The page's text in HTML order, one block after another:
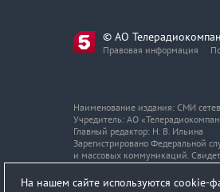
© АО
Правовая информация
Наименование издания: СМИ
Учредитель: АО
Главный редактор: Н. В. Ильина
Зарегистрировано Федеральной
и массовых коммуникаций.
Адрес и телефон редакции
На нашем сайте используются cookie-